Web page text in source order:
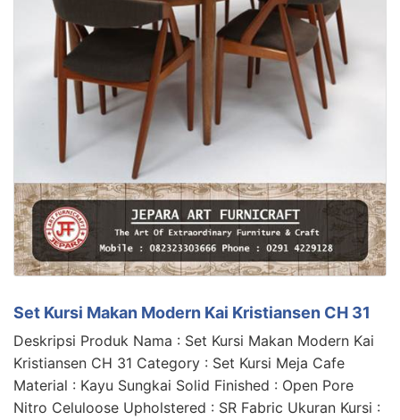
Set Kursi Makan Modern Kai Kristiansen CH 31
Deskripsi Produk Nama : Set Kursi Makan Modern Kai
Kristiansen CH 31 Category : Set Kursi Meja Cafe
Material : Kayu Sungkai Solid Finished : Open Pore
Nitro Celuloose Upholstered : SR Fabric Ukuran Kursi :